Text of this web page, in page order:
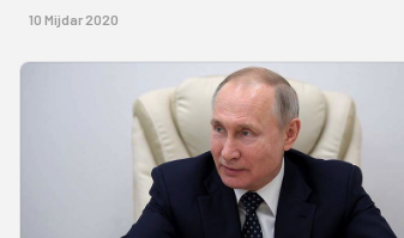
10 Mijdar 2020